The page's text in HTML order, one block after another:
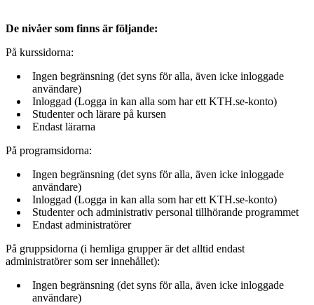
De nivåer som finns är följande:
På kurssidorna:
Ingen begränsning (det syns för alla, även icke inloggade
användare)
Inloggad (Logga in kan alla som har ett KTH.se-konto)
Studenter och lärare på kursen
Endast lärarna
På programsidorna:
Ingen begränsning (det syns för alla, även icke inloggade
användare)
Inloggad (Logga in kan alla som har ett KTH.se-konto)
Studenter och administrativ personal tillhörande programmet
Endast administratörer
På gruppsidorna (i hemliga grupper är det alltid endast
administratörer som ser innehållet):
Ingen begränsning (det syns för alla, även icke inloggade
användare)